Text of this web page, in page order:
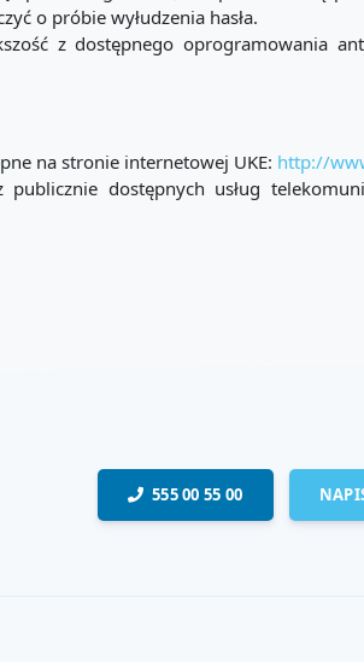
o próbie wyłudzenia hasła.
z dostępnego oprogramowania
na stronie internetowej UKE: http://
dostępnych usług
555 00 55 00